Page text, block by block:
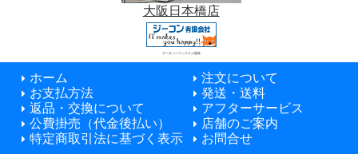
大阪日本橋店
データベースシステム開発
ホーム
注文について
お支払方法
発送・送料
返品・交換について
アフターサービス
公費掛売（代金後払い）
店舗のご案内
特定商取引法に基づく表示
お問合せ